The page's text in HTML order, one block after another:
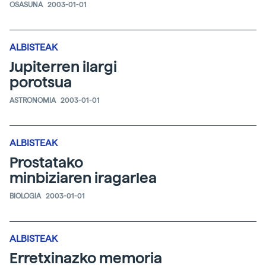
OSASUNA 2003-01-01
ALBISTEAK
Jupiterren ilargi
porotsua
ASTRONOMIA 2003-01-01
ALBISTEAK
Prostatako
minbiziaren iragarlea
BIOLOGIA 2003-01-01
ALBISTEAK
Erretxinazko memoria